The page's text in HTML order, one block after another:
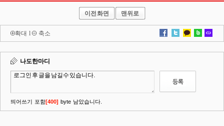
이전화면 맨위로
확대 l 축소